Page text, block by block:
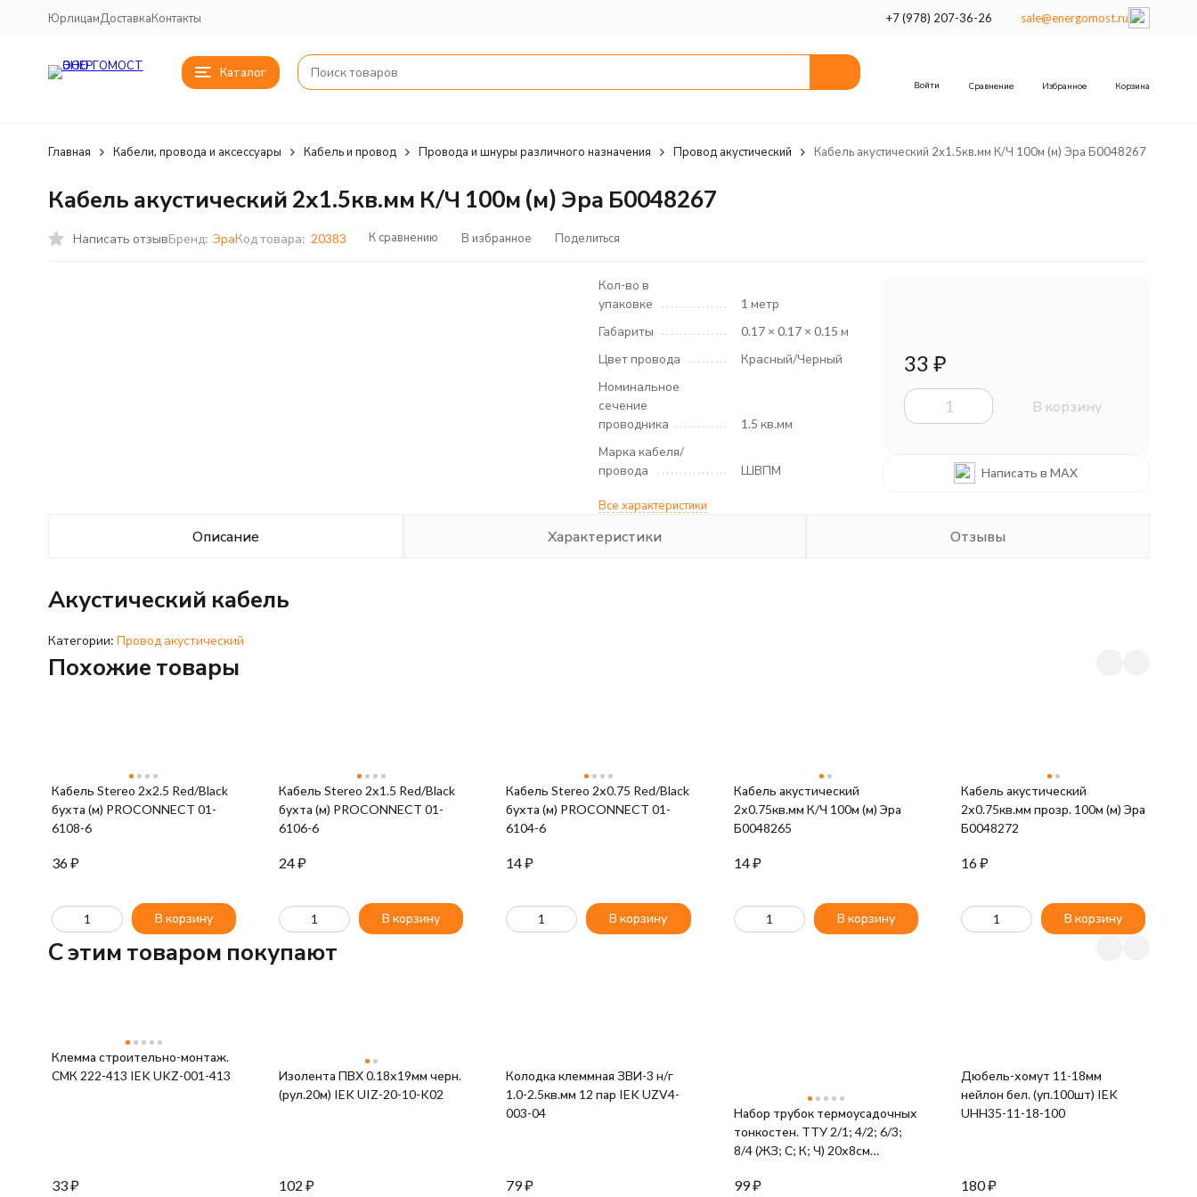
ЮрлицамДоставкаКонтакты +7 (978) 207-36-26 sale@energomost.ru
Каталог
Войти Сравнение Избранное Корзина
Главная Кабели, провода и аксессуары Кабель и провод Провода и шнуры различного назначения Провод акустический Кабель акустический 2х1.5кв.мм К/Ч 100м (м) Эра Б0048267
Кабель акустический 2х1.5кв.мм К/Ч 100м (м) Эра Б0048267
Написать отзывБренд: ЭраКод товара: 20383 К сравнению В избранное Поделиться
Кол-во в
упаковке
1 метр
Габариты
0.17 × 0.17 × 0.15 м
Цвет провода
Красный/Черный
Номинальное
сечение
проводника
1.5 кв.мм
Марка кабеля/
провода
ШВПМ
Все характеристики
33 ₽
В корзину
Написать в MAX
Описание Характеристики Отзывы
Акустический кабель
Категории: Провод акустический
Похожие товары
Кабель Stereo 2х2.5 Red/Black
бухта (м) PROCONNECT 01-
6108-6
36₽
В корзину
Кабель Stereo 2х1.5 Red/Black
бухта (м) PROCONNECT 01-
6106-6
24₽
В корзину
Кабель Stereo 2х0.75 Red/Black
бухта (м) PROCONNECT 01-
6104-6
14₽
В корзину
Кабель акустический
2х0.75кв.мм К/Ч 100м (м) Эра
Б0048265
14₽
В корзину
Кабель акустический
2х0.75кв.мм прозр. 100м (м) Эра
Б0048272
16₽
В корзину
C этим товаром покупают
Клемма строительно-монтаж.
СМК 222-413 IEK UKZ-001-413
33₽
Изолента ПВХ 0.18х19мм черн.
(рул.20м) IEK UIZ-20-10-K02
102 ₽
Колодка клеммная ЗВИ-3 н/г
1.0-2.5кв.мм 12 пар IEK UZV4-
003-04
79₽
Набор трубок термоусадочных
тонкостен. ТТУ 2/1; 4/2; 6/3;
8/4 (ЖЗ; С; К; Ч) 20х8см
10-1
99₽
Дюбель-хомут 11-18мм
нейлон бел. (уп.100шт) IEK
UHH35-11-18-100
180₽